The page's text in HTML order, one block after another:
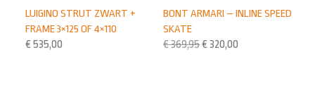
BONT ARMARI – INLINE SPEED
SKATE
€369,95€ 320,00
LUIGINO STRUT ZWART +
FRAME 3×125 OF 4×110
€ 535,00